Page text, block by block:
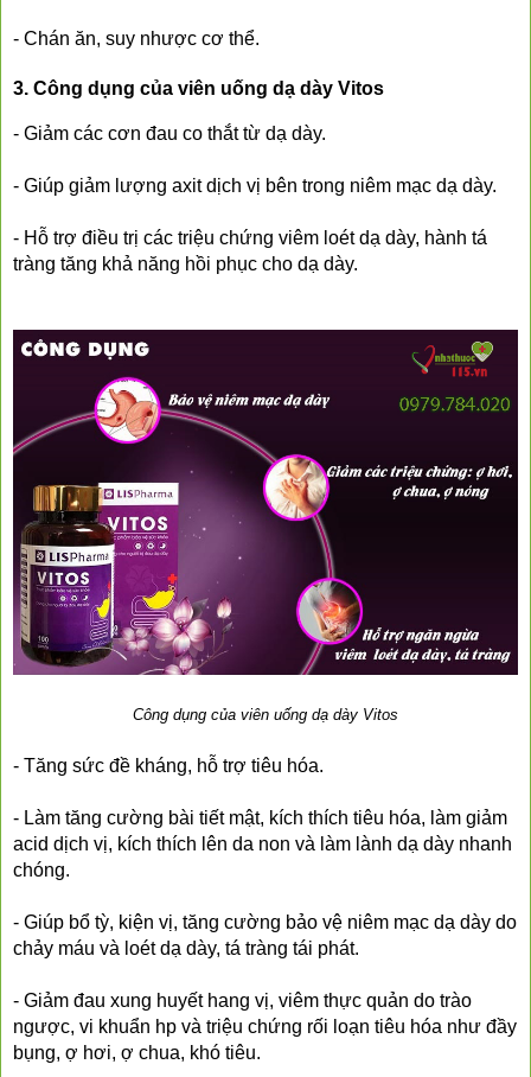
- Chán ăn, suy nhược cơ thể.
3. Công dụng của viên uống dạ dày Vitos
- Giảm các cơn đau co thắt từ dạ dày.
- Giúp giảm lượng axit dịch vị bên trong niêm mạc dạ dày.
- Hỗ trợ điều trị các triệu chứng viêm loét dạ dày, hành tá
tràng tăng khả năng hồi phục cho dạ dày.
Công dụng của viên uống dạ dày Vitos
- Tăng sức đề kháng, hỗ trợ tiêu hóa.
- Làm tăng cường bài tiết mật, kích thích tiêu hóa, làm giảm
acid dịch vị, kích thích lên da non và làm lành dạ dày nhanh
chóng.
- Giúp bổ tỳ, kiện vị, tăng cường bảo vệ niêm mạc dạ dày do
chảy máu và loét dạ dày, tá tràng tái phát.
- Giảm đau xung huyết hang vị, viêm thực quản do trào
ngược, vi khuẩn hp và triệu chứng rối loạn tiêu hóa như đầy
bụng, ợ hơi, ợ chua, khó tiêu.
❅